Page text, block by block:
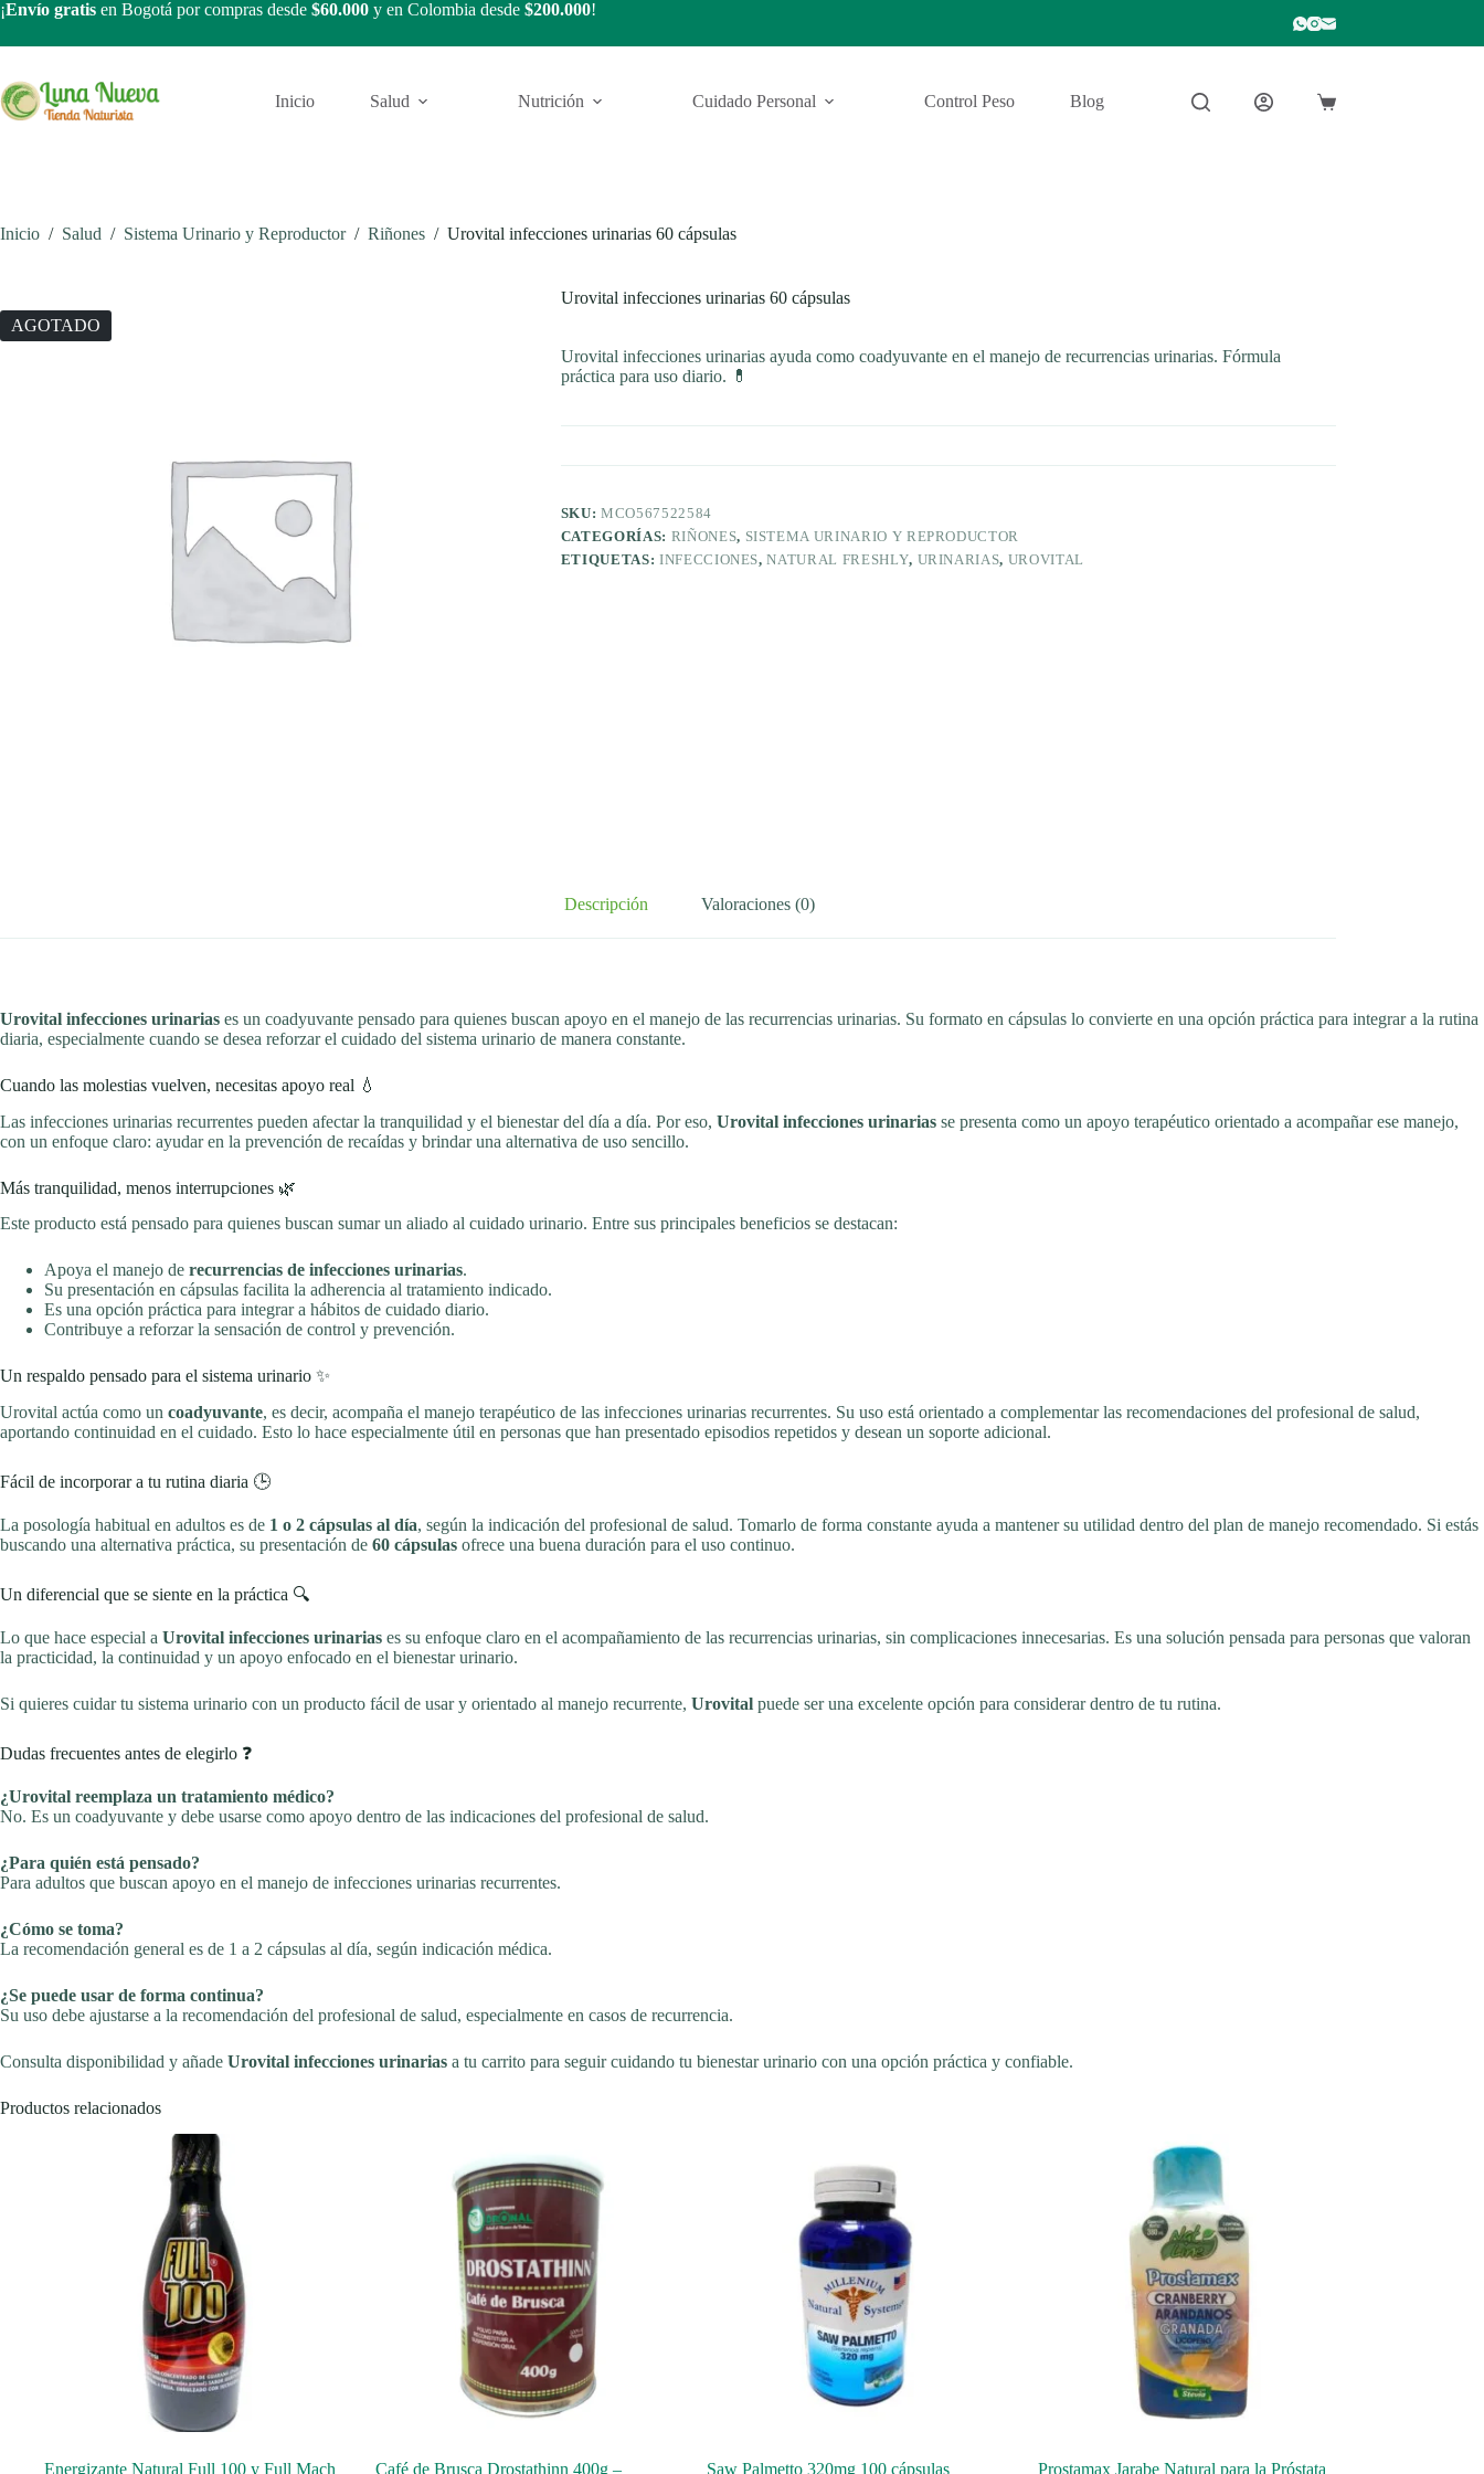
Saltar
contenido
¡Envío gratis en Bogotá por compras desde $60.000 y en Colombia desde $200.000!
Inicio Salud Nutrición Cuidado Personal Control Peso Blog
Carro
Inicio / Salud / Sistema Urinario y Reproductor / Riñones / Urovital infecciones urinarias 60 cápsulas
AGOTADO
Urovital infecciones urinarias 60 cápsulas
Urovital infecciones urinarias ayuda como coadyuvante en el manejo de recurrencias urinarias. Fórmula
práctica para uso diario. 💊
SKU:MCO567522584
CATEGORÍAS: RIÑONES, SISTEMA URINARIO Y REPRODUCTOR
ETIQUETAS: INFECCIONES,NATURAL FRESHLY, URINARIAS, UROVITAL
Descripción Valoraciones (0)
Urovital infecciones urinarias es un coadyuvante pensado para quienes buscan apoyo en el manejo de las recurrencias urinarias. Su formato en cápsulas lo convierte en una opción práctica para integrar a la rutina
diaria, especialmente cuando se desea reforzar el cuidado del sistema urinario de manera constante.
Cuando las molestias vuelven, necesitas apoyo real 💧
Las infecciones urinarias recurrentes pueden afectar la tranquilidad y el bienestar del día a día. Por eso, Urovital infecciones urinarias se presenta como un apoyo terapéutico orientado a acompañar ese manejo,
con un enfoque claro: ayudar en la prevención de recaídas y brindar una alternativa de uso sencillo.
Más tranquilidad, menos interrupciones 🌿
Este producto está pensado para quienes buscan sumar un aliado al cuidado urinario. Entre sus principales beneficios se destacan:
Apoya el manejo de recurrencias de infecciones urinarias.
Su presentación en cápsulas facilita la adherencia al tratamiento indicado.
Es una opción práctica para integrar a hábitos de cuidado diario.
Contribuye a reforzar la sensación de control y prevención.
Un respaldo pensado para el sistema urinario ✨
Urovital actúa como un coadyuvante, es decir, acompaña el manejo terapéutico de las infecciones urinarias recurrentes. Su uso está orientado a complementar las recomendaciones del profesional de salud,
aportando continuidad en el cuidado. Esto lo hace especialmente útil en personas que han presentado episodios repetidos y desean un soporte adicional.
Fácil de incorporar a tu rutina diaria 🕒
La posología habitual en adultos es de 1 o 2 cápsulas al día, según la indicación del profesional de salud. Tomarlo de forma constante ayuda a mantener su utilidad dentro del plan de manejo recomendado. Si estás
buscando una alternativa práctica, su presentación de 60 cápsulas ofrece una buena duración para el uso continuo.
Un diferencial que se siente en la práctica 🔍
Lo que hace especial a Urovital infecciones urinarias es su enfoque claro en el acompañamiento de las recurrencias urinarias, sin complicaciones innecesarias. Es una solución pensada para personas que valoran
la practicidad, la continuidad y un apoyo enfocado en el bienestar urinario.
Si quieres cuidar tu sistema urinario con un producto fácil de usar y orientado al manejo recurrente, Urovital puede ser una excelente opción para considerar dentro de tu rutina.
Dudas frecuentes antes de elegirlo ❓
¿Urovital reemplaza un tratamiento médico?
No. Es un coadyuvante y debe usarse como apoyo dentro de las indicaciones del profesional de salud.
¿Para quién está pensado?
Para adultos que buscan apoyo en el manejo de infecciones urinarias recurrentes.
¿Cómo se toma?
La recomendación general es de 1 a 2 cápsulas al día, según indicación médica.
¿Se puede usar de forma continua?
Su uso debe ajustarse a la recomendación del profesional de salud, especialmente en casos de recurrencia.
Consulta disponibilidad y añade Urovital infecciones urinarias a tu carrito para seguir cuidando tu bienestar urinario con una opción práctica y confiable.
Productos relacionados
Energizante Natural Full 100 y Full Mach Café de Brusca Drostathinn 400g – Saw Palmetto 320mg 100 cápsulas Prostamax Jarabe Natural para la Próstata